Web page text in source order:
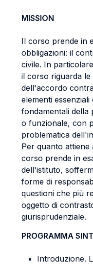
MISSION
Il corso prende in
obbligazioni: il
civile. In
il corso riguarda
dell'accordo
elementi
fondamentali della
o funzionale, con
problematica
Per quanto attiene
corso prende in
dell'istituto,
forme di
questioni che più
oggetto di
giurisprudenziale.
PROGRAMMA
Introduzione.